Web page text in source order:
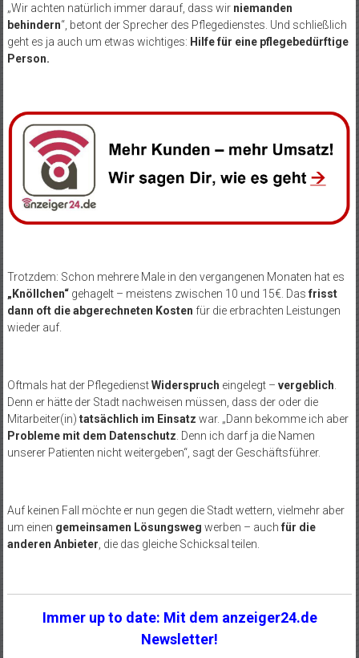
„Wir achten natürlich immer darauf, dass wir niemanden
behindern“, betont der Sprecher des Pflegedienstes. Und schließlich
geht es ja auch um etwas wichtiges: Hilfe für eine pflegebedürftige
Person.
Trotzdem: Schon mehrere Male in den vergangenen Monaten hat es
„Knöllchen“gehagelt – meistens zwischen 10 und 15€. Das frisst
dann oft die abgerechneten Kosten für die erbrachten Leistungen
wieder auf.
Oftmals hat der PflegedienstWiderspruch eingelegt – vergeblich.
Denn er hätte der Stadt nachweisen müssen, dass der oder die
Mitarbeiter(in) tatsächlich im Einsatz war. „Dann bekomme ich aber
Probleme mit dem Datenschutz. Denn ich darf ja die Namen
unserer Patienten nicht weitergeben“, sagt der Geschäftsführer.
Auf keinen Fall möchte er nun gegen die Stadt wettern, vielmehr aber
um einen gemeinsamen Lösungsweg werben – auch für die
anderen Anbieter, die das gleiche Schicksal teilen.
Immer up to date: Mit dem anzeiger24.de
Newsletter!